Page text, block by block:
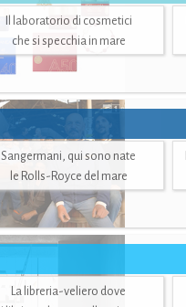
Il laboratorio di cosmetici
che si specchia in mare
Sangermani, qui sono nate
le Rolls-Royce del mare
La libreria-veliero dove